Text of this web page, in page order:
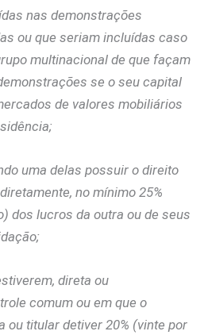
nas demonstrações
ou que seriam incluídas caso
multinacional de que façam
se o seu capital
de valores mobiliários
uma delas possuir o direito
no mínimo 25%
dos lucros da outra ou de seus
direta ou
comum ou em que o
ou titular detiver 20% (vinte por